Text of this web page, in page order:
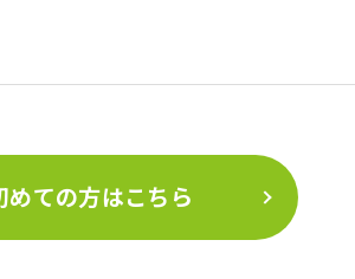
めての方はこちら